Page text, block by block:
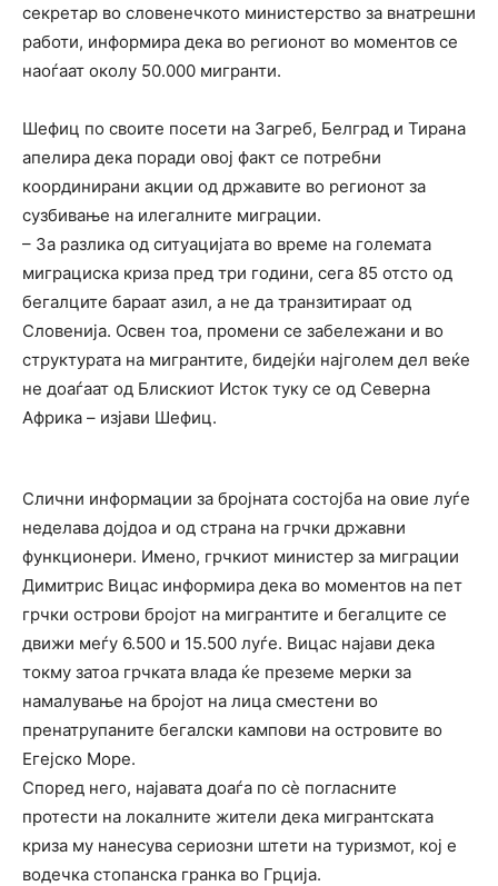
секретар во словенечкото министерство за внатрешни
работи, информира дека во регионот во моментов се
наоѓаат околу 50.000 мигранти.
Шефиц по своите посети на Загреб, Белград и Тирана
апелира дека поради овој факт се потребни
координирани акции од државите во регионот за
сузбивање на илегалните миграции.
– За разлика од ситуацијата во време на големата
миграциска криза пред три години, сега 85 отсто од
бегалците бараат азил, а не да транзитираат од
Словенија. Освен тоа, промени се забележани и во
структурата на мигрантите, бидејќи најголем дел веќе
не доаѓаат од Блискиот Исток туку се од Северна
Африка – изјави Шефиц.
Слични информации за бројната состојба на овие луѓе
неделава дојдоа и од страна на грчки државни
функционери. Имено, грчкиот министер за миграции
Димитрис Вицас информира дека во моментов на пет
грчки острови бројот на мигрантите и бегалците се
движи меѓу 6.500 и 15.500 луѓе. Вицас најави дека
токму затоа грчката влада ќе преземе мерки за
намалување на бројот на лица сместени во
пренатрупаните бегалски кампови на островите во
Егејско Море.
Според него, најавата доаѓа по сѐ погласните
протести на локалните жители дека мигрантската
криза му нанесува сериозни штети на туризмот, кој е
водечка стопанска гранка во Грција.